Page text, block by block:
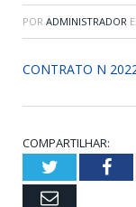
POR ADMINISTRADOR
CONTRATO N
COMPARTILHAR:
Twitter
Email